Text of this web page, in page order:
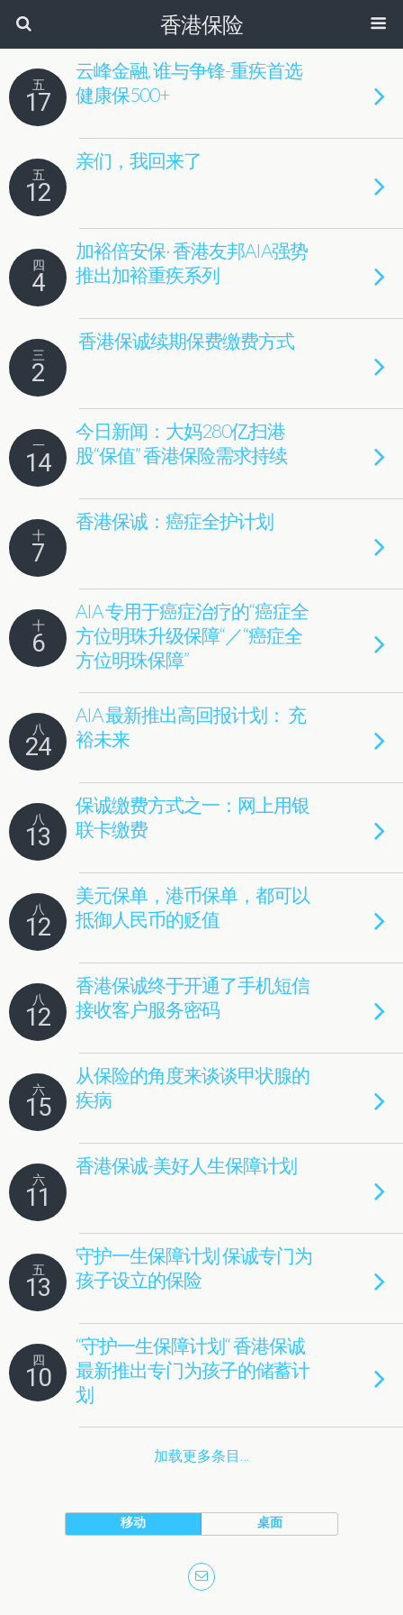
香港保险
五
17
云峰金融, 谁与争锋-重疾首选
健康保500+
五
12
亲们，我回来了
四
4
加裕倍安保· 香港友邦AIA强势
推出加裕重疾系列
三
2
香港保诚续期保费缴费方式
一
14
今日新闻：大妈280亿扫港
股“保值” 香港保险需求持续
十
7
香港保诚：癌症全护计划
十
6
AIA 专用于癌症治疗的“癌症全
方位明珠升级保障“／“癌症全
方位明珠保障”
八
24
AIA 最新推出高回报计划： 充
裕未来
八
13
保诚缴费方式之一：网上用银
联卡缴费
八
12
美元保单，港币保单，都可以
抵御人民币的贬值
八
12
香港保诚终于开通了手机短信
接收客户服务密码
六
15
从保险的角度来谈谈甲状腺的
疾病
六
11
香港保诚-美好人生保障计划
五
13
守护一生保障计划 保诚专门为
孩子设立的保险
四
10
“守护一生保障计划“ 香港保诚
最新推出专门为孩子的储蓄计
划
加载更多条目…
移动 桌面